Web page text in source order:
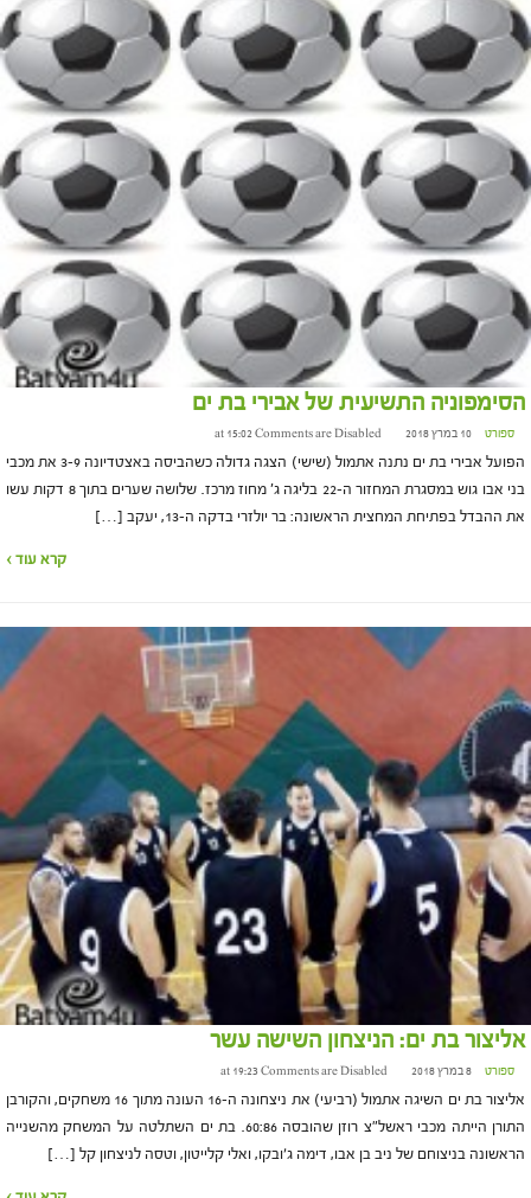
הסימפוניה התשיעית של אבירי בת ים
ספורט 10 במרץ 2018 at 15:02 Comments are Disabled
הפועל אבירי בת ים נתנה אתמול (שישי) הצגה גדולה כשהביסה באצטדיונה 3-9 את מכבי
בני אבו גוש במסגרת המחזור ה-22 בליגה ג' מחוז מרכז. שלושה שערים בתוך 8 דקות עשו
את ההבדל בפתיחת המחצית הראשונה: בר יולזרי בדקה ה-13, יעקב […]
קרא עוד ›
אליצור בת ים: הניצחון השישה עשר
ספורט 8 במרץ 2018 at 19:23 Comments are Disabled
אליצור בת ים השיגה אתמול (רביעי) את ניצחונה ה-16 העונה מתוך 16 משחקים, והקורבן
התורן הייתה מכבי ראשל"צ רוזן שהובסה 60:86. בת ים השתלטה על המשחק מהשנייה
הראשונה בניצוחם של ניב בן אבו, דימה ג׳ובקו, ואלי קלייטון, וטסה לניצחון קל […]